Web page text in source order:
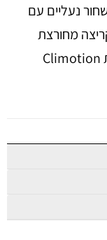
נעליים עם
מחורצת
לנעלי בורג, עם רפידת הפטנט הייחודית Climotion